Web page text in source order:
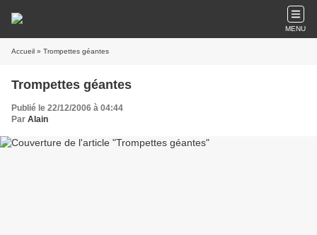
MENU
Accueil » Trompettes géantes
Trompettes géantes
Publié le 22/12/2006 à 04:44
Par Alain